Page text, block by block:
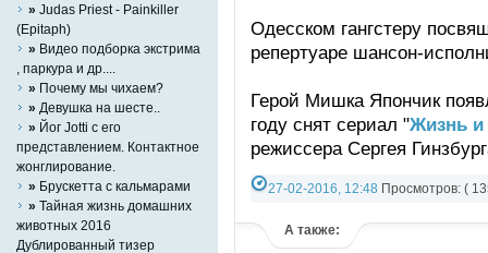
Одесском гангстеру
репертуаре шансон-
Герой Мишка Япончик
году снят сериал "Жизнь
режиссера Сергея
27-02-2016, 12:48 Просмотров: (
А также:
» Judas Priest - Painkiller
(Epitaph)
» Видео подборка экстрима
, паркура и др....
» Почему мы чихаем?
» Девушка на шесте..
» Йог Jotti с его
представлением. Контактное
жонглирование.
» Брускетта с кальмарами
» Тайная жизнь домашних
животных 2016
Дублированный тизер